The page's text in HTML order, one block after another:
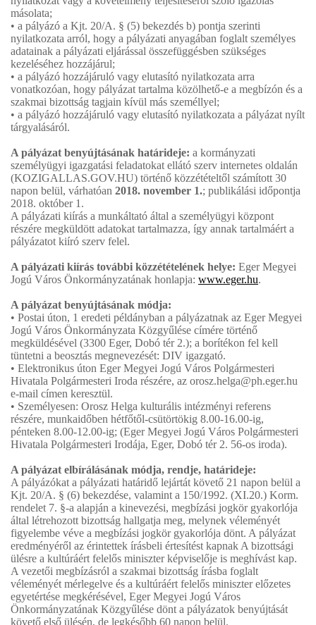
másolata;
• a pályázó a Kjt. 20/A. § (5) bekezdés b) pontja szerinti
nyilatkozata arról, hogy a pályázati anyagában foglalt személyes
adatainak a pályázati eljárással összefüggésben szükséges
kezeléséhez hozzájárul;
• a pályázó hozzájáruló vagy elutasító nyilatkozata arra
vonatkozóan, hogy pályázat tartalma közölhető-e a megbízón és a
szakmai bizottság tagjain kívül más személlyel;
• a pályázó hozzájáruló vagy elutasító nyilatkozata a pályázat nyílt
tárgyalásáról.
A pályázat benyújtásának határideje: a kormányzati
személyügyi igazgatási feladatokat ellátó szerv internetes oldalán
(KOZIGALLAS.GOV.HU) történő közzétételtől számított 30
napon belül, várhatóan 2018. november 1.; publikálási időpontja
2018. október 1.
A pályázati kiírás a munkáltató által a személyügyi központ
részére megküldött adatokat tartalmazza, így annak tartalmáért a
pályázatot kiíró szerv felel.
A pályázati kiírás további közzétételének helye: Eger Megyei
Jogú Város Önkormányzatának honlapja: www.eger.hu.
A pályázat benyújtásának módja:
• Postai úton, 1 eredeti példányban a pályázatnak az Eger Megyei
Jogú Város Önkormányzata Közgyűlése címére történő
megküldésével (3300 Eger, Dobó tér 2.); a borítékon fel kell
tüntetni a beosztás megnevezését: DIV igazgató.
• Elektronikus úton Eger Megyei Jogú Város Polgármesteri
Hivatala Polgármesteri Iroda részére, az orosz.helga@ph.eger.hu
e-mail címen keresztül.
• Személyesen: Orosz Helga kulturális intézményi referens
részére, munkaidőben hétfőtől-csütörtökig 8.00-16.00-ig,
pénteken 8.00-12.00-ig; (Eger Megyei Jogú Város Polgármesteri
Hivatala Polgármesteri Irodája, Eger, Dobó tér 2. 56-os iroda).
A pályázat elbírálásának módja, rendje, határideje:
A pályázókat a pályázati határidő lejártát követő 21 napon belül a
Kjt. 20/A. § (6) bekezdése, valamint a 150/1992. (XI.20.) Korm.
rendelet 7. §-a alapján a kinevezési, megbízási jogkör gyakorlója
által létrehozott bizottság hallgatja meg, melynek véleményét
figyelembe véve a megbízási jogkör gyakorlója dönt. A pályázat
eredményéről az érintettek írásbeli értesítést kapnak A bizottsági
ülésre a kultúráért felelős miniszter képviselője is meghívást kap.
A vezetői megbízásról a szakmai bizottság írásba foglalt
véleményét mérlegelve és a kultúráért felelős miniszter előzetes
egyetértése megkérésével, Eger Megyei Jogú Város
Önkormányzatának Közgyűlése dönt a pályázatok benyújtását
követő első ülésén, de legkésőbb 60 napon belül.